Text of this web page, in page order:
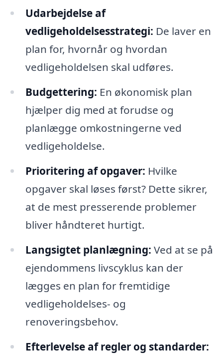
Udarbejdelse af
vedligeholdelsesstrategi: De laver en
plan for, hvornår og hvordan
vedligeholdelsen skal udføres.
Budgettering: En økonomisk plan
hjælper dig med at forudse og
planlægge omkostningerne ved
vedligeholdelse.
Prioritering af opgaver: Hvilke
opgaver skal løses først? Dette sikrer,
at de mest presserende problemer
bliver håndteret hurtigt.
Langsigtet planlægning: Ved at se på
ejendommens livscyklus kan der
lægges en plan for fremtidige
vedligeholdelses- og
renoveringsbehov.
Efterlevelse af regler og standarder: